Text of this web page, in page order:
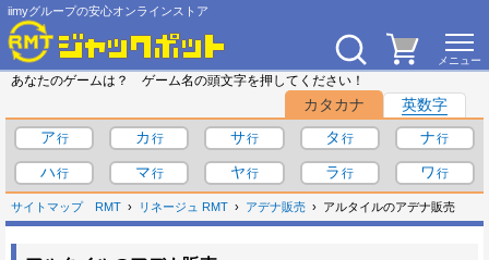
iimyグループの安心オンラインストア
あなたのゲームは？ ゲーム名の頭文字を押してください！
カタカナ
英数字
ア
カ サ タ
ナ
ハ
マ ヤ ラ ワ
サイトマップ RMT リネージュ RMT アデナ販売 アルタイルのアデナ販売